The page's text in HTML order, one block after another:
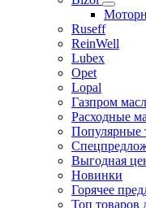
Ruseff
ReinWell
Lubex
Opet
Lopal
Газпром
Расходные
Популярные
Выгодная
Новинки
Горячее
Топ товаров